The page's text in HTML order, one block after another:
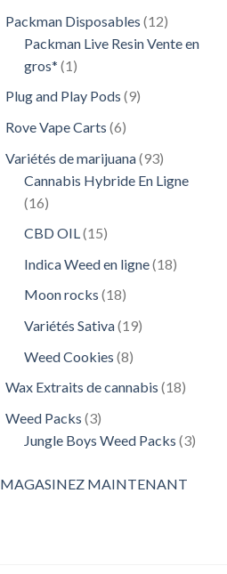
Packman Disposables 1212
produits
Packman Live Resin Vente en
gros* 11
Plug and Play Pods 99
Rove Vape Carts 66
Variétés de marijuana 9393
produits
Cannabis Hybride En Ligne
1616
CBD OIL 1515
Indica Weed en ligne 1818
Moon rocks 1818
Variétés Sativa 1919
Weed Cookies 88
Wax Extraits de cannabis 1818
Weed Packs 33
produits
Jungle Boys Weed Packs 33
MAGASINEZ MAINTENANT